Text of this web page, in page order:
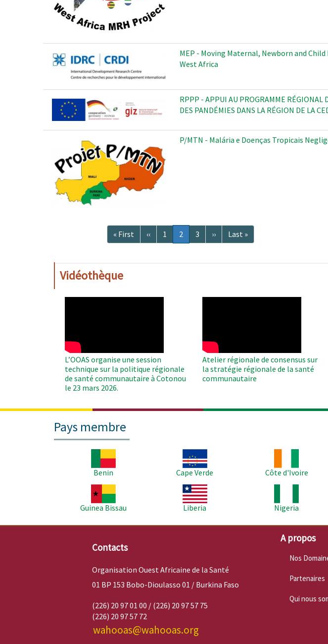
MEP - Moving Maternal, Newborn and
West Africa
RPPP - APPUI AU PROGRAMME RÉGIONAL
DES PANDÉMIES DANS LA RÉGION DE LA
P/MTN - Malária e Doenças Tropicais
Première
page
« First
Page
précédente
‹‹ Page
1
Page
courante
2 Page
3
Page
suivante
››
Dernière
page
Last »
Vidéothèque
L’OOAS organise une session
technique sur la politique régionale
de santé communautaire à Cotonou
le 23 mars 2026.
Atelier régionale de consensus sur
la stratégie régionale de la santé
communautaire
Pays membre
Benin
Cape Verde
Côte d'Ivoire
Guinea Bissau
Liberia
Nigeria
Contacts
Organisation Ouest Africaine de la Santé
01 BP 153 Bobo-Dioulasso 01 / Burkina Faso
(226) 20 97 01 00 / (226) 20 97 57 75
(226) 20 97 57 72
wahooas@wahooas.org
A propos
Nos
Partenaires
Qui nous